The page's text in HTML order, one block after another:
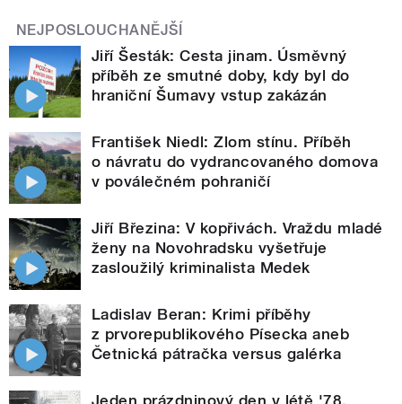
NEJPOSLOUCHANĚJŠÍ
Jiří Šesták: Cesta jinam. Úsměvný
příběh ze smutné doby, kdy byl do
hraniční Šumavy vstup zakázán
František Niedl: Zlom stínu. Příběh
o návratu do vydrancovaného domova
v poválečném pohraničí
Jiří Březina: V kopřivách. Vraždu mladé
ženy na Novohradsku vyšetřuje
zasloužilý kriminalista Medek
Ladislav Beran: Krimi příběhy
z prvorepublikového Písecka aneb
Četnická pátračka versus galérka
Jeden prázdninový den v létě '78.